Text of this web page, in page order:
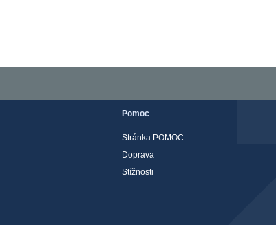
Pomoc
Stránka POMOC
Doprava
Stížnosti